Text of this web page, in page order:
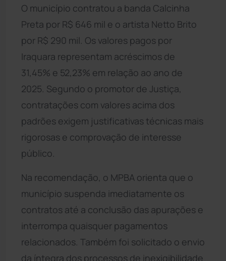
O município contratou a banda Calcinha
Preta por R$ 646 mil e o artista Netto Brito
por R$ 290 mil. Os valores pagos por
Iraquara representam acréscimos de
31,45% e 52,23% em relação ao ano de
2025. Segundo o promotor de Justiça,
contratações com valores acima dos
padrões exigem justificativas técnicas mais
rigorosas e comprovação de interesse
público.
Na recomendação, o MPBA orienta que o
município suspenda imediatamente os
contratos até a conclusão das apurações e
interrompa quaisquer pagamentos
relacionados. Também foi solicitado o envio
da íntegra dos processos de inexigibilidade